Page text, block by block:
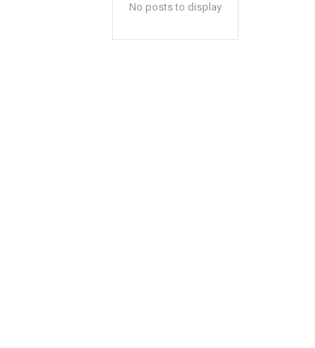
No posts to display